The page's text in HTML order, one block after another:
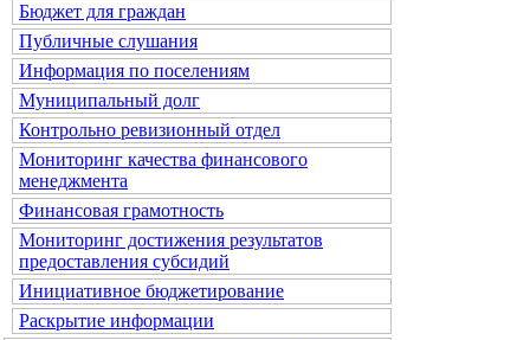
Бюджет для граждан
Публичные слушания
Информация по поселениям
Муниципальный долг
Контрольно ревизионный отдел
Мониторинг качества финансового
менеджмента
Финансовая грамотность
Мониторинг достижения результатов
предоставления субсидий
Инициативное бюджетирование
Раскрытие информации